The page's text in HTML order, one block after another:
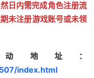
日内需完成角色注册流
未注册游戏账号或未领
地址：
index.html